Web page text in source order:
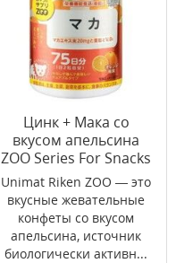
Цинк + Мака со
вкусом апельсина
ZOO Series For Snacks
Maca Unimat Riken 150
таблеток
Unimat Riken ZOO — это
вкусные жевательные
конфеты со вкусом
апельсина, источник
биологически активн...